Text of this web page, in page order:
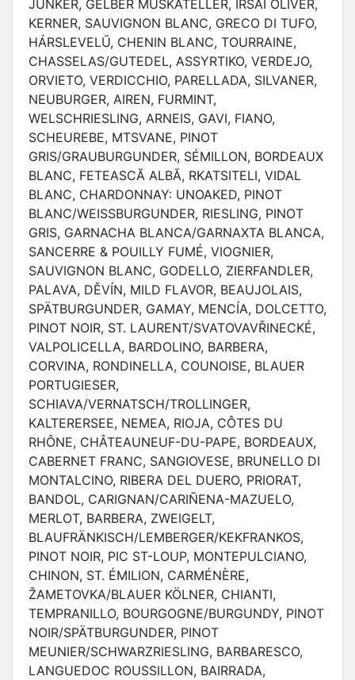
JUNKER, GELBER MUSKATELLER, IRSAI OLIVÉR,
KERNER, SAUVIGNON BLANC, GRECO DI TUFO,
HÁRSLEVELŰ, CHENIN BLANC, TOURRAINE,
CHASSELAS/GUTEDEL, ASSYRTIKO, VERDEJO,
ORVIETO, VERDICCHIO, PARELLADA, SILVANER,
NEUBURGER, AIREN, FURMINT,
WELSCHRIESLING, ARNEIS, GAVI, FIANO,
SCHEUREBE, MTSVANE, PINOT
GRIS/GRAUBURGUNDER, SÉMILLON, BORDEAUX
BLANC, FETEASCĂ ALBĂ, RKATSITELI, VIDAL
BLANC, CHARDONNAY: UNOAKED, PINOT
BLANC/WEISSBURGUNDER, RIESLING, PINOT
GRIS, GARNACHA BLANCA/GARNAXTA BLANCA,
SANCERRE & POUILLY FUMÉ, VIOGNIER,
SAUVIGNON BLANC, GODELLO, ZIERFANDLER,
PALAVA, DĚVÍN, MILD FLAVOR, BEAUJOLAIS,
SPÄTBURGUNDER, GAMAY, MENCÍA, DOLCETTO,
PINOT NOIR, ST. LAURENT/SVATOVAVŘINECKÉ,
VALPOLICELLA, BARDOLINO, BARBERA,
CORVINA, RONDINELLA, COUNOISE, BLAUER
PORTUGIESER,
SCHIAVA/VERNATSCH/TROLLINGER,
KALTERERSEE, NEMEA, RIOJA, CÔTES DU
RHÔNE, CHÂTEAUNEUF-DU-PAPE, BORDEAUX,
CABERNET FRANC, SANGIOVESE, BRUNELLO DI
MONTALCINO, RIBERA DEL DUERO, PRIORAT,
BANDOL, CARIGNAN/CARIÑENA-MAZUELO,
MERLOT, BARBERA, ZWEIGELT,
BLAUFRÄNKISCH/LEMBERGER/KEKFRANKOS,
PINOT NOIR, PIC ST-LOUP, MONTEPULCIANO,
CHINON, ST. ÉMILION, CARMÉNÈRE,
ŽAMETOVKA/BLAUER KÖLNER, CHIANTI,
TEMPRANILLO, BOURGOGNE/BURGUNDY, PINOT
NOIR/SPÄTBURGUNDER, PINOT
MEUNIER/SCHWARZRIESLING, BARBARESCO,
LANGUEDOC ROUSSILLON, BAIRRADA,